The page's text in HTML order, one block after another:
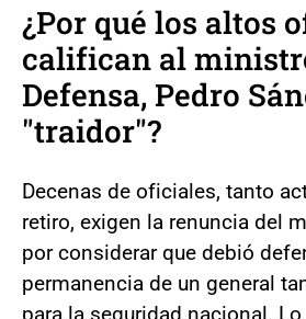
¿Por qué los altos
califican al
Defensa, Pedro
"traidor"?
Decenas de oficiales, tanto
retiro, exigen la renuncia del
por considerar que debió
permanencia de un general
para la seguridad nacional.